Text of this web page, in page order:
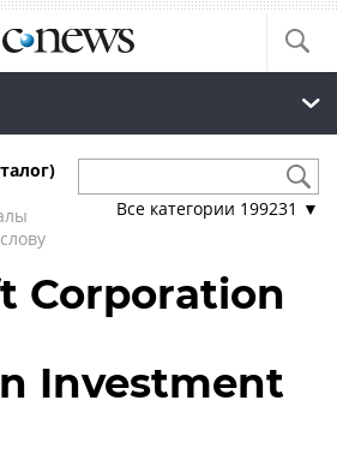
Все категории 199231 ▼
Corporation
Investment